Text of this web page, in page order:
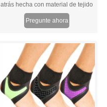
atrás hecha con material de tejido
personalizado premium que sea
liviano, transpirable y suave contra
Pregunte ahora